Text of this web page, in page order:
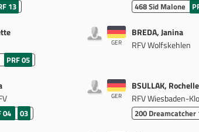
13 468Sid Malone
PRF 05
GER
BREDA, Janina
RFV Wolfskehlen
04 03
GER
BSULLAK, Rochelle
RFV Wiesbaden-
200 Dreamcatcher